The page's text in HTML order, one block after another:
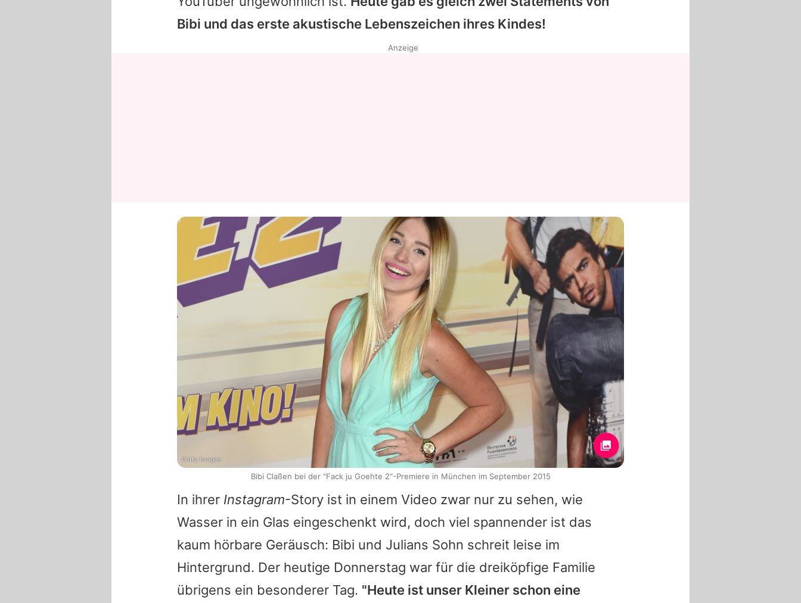
Bibi und das erste akustische Lebenszeichen ihres Kindes!
In ihrer Instagram-Story ist in einem Video zwar nur zu sehen, wie
Wasser in ein Glas eingeschenkt wird, doch viel spannender ist das
kaum hörbare Geräusch: Bibi und Julians Sohn schreit leise im
Hintergrund. Der heutige Donnerstag war für die dreiköpfige Familie
übrigens ein besonderer Tag. "Heute ist unser Kleiner schon eine
Anzeige
Getty Images
Bibi Claßen bei der "Fack ju Goehte 2"-Premiere in München im September 2015